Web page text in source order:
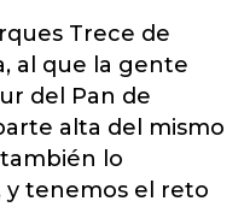
Trece de
al que la gente
del Pan de
alta del mismo
lo
tenemos el reto